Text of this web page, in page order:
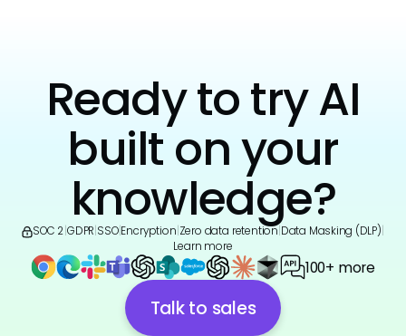
Ready to try AI
built on your
knowledge?
SOC 2 GDPR SSO|Encryption Zero data retention Data Masking (DLP)
Learn more
100+ more
Talk to sales